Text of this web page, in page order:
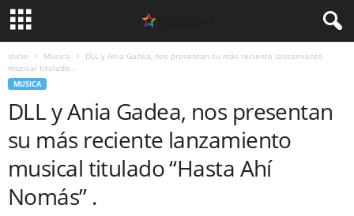
Inicio Musica
DLL y Ania Gadea, nos presentan su más reciente lanzamiento
musical titulado...
MUSICA
DLL y Ania Gadea, nos presentan
su más reciente lanzamiento
musical titulado “Hasta Ahí
Nomás” .